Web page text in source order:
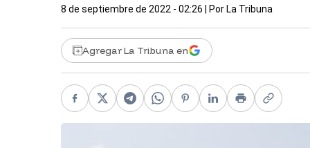
8 de septiembre de 2022 - 02:26 | Por La Tribuna
Agregar La Tribuna en
Facebook
X TelegramWhatsApp
PinterestLinkedIn
PrintCopy